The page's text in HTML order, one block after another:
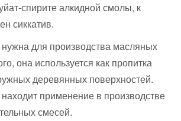
спирите алкидной смолы, к
сиккатив.
для производства масляных
она используется как пропитка
деревянных поверхностей.
применение в производстве
смесей.